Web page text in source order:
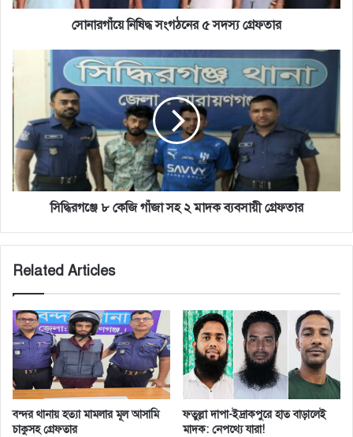
সোনারগাঁয়ে নিষিদ্ধ সংগঠনের ৫ সদস্য গ্রেফতার
৮
কেজি
গাঁজা
২
মাদক
ব্যবসায়ী
গ্রেফতার
সিদ্ধিরগঞ্জে ৮ কেজি গাঁজা সহ ২ মাদক ব্যবসায়ী গ্রেফতার
Related Articles
বন্দর থানায় হত্যা মামলার মূল আসামি
চাকুসহ গ্রেফতার
ফতুল্লা দাপা-ইদ্রাকপুরে হাত বাড়ালেই
মাদক: নেপথ্যে যারা!